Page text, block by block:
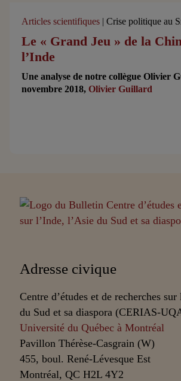
Articles scientifiques | Crise politique au
Le « Grand Jeu » de la
l’Inde
Une analyse de notre collègue Olivier
novembre 2018,Olivier Guillard
20 résultats
Adresse civique
Centre d’études et de recherches
du Sud et sa diaspora (CERIAS-
Université du Québec à Montréal
Pavillon Thérèse-Casgrain (W)
455, boul. René-Lévesque Est
Montréal, QC H2L 4Y2